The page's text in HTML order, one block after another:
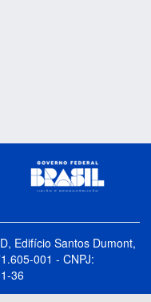
Edifício Santos Dumont,
001 - CNPJ:
36